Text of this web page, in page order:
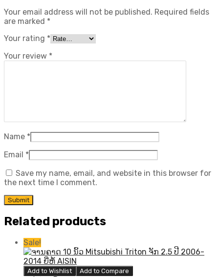
Your email address will not be published. Required fields
are marked *
Your rating *
Your review *
Name *
Email *
Save my name, email, and website in this browser for
the next time I comment.
Related products
Sale!
Add to Wishlist Add to Compare